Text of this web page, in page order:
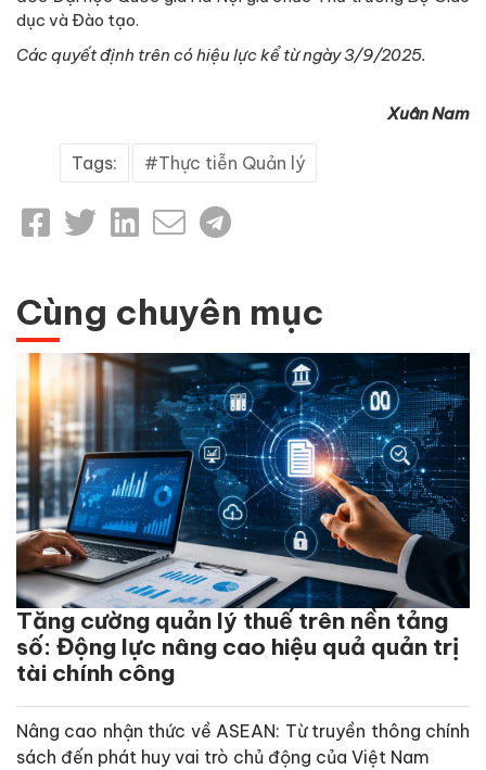
dục và Đào tạo.
Các quyết định trên có hiệu lực kể từ ngày 3/9/2025.
Xuân Nam
Tags: Thực tiễn Quản lý
Cùng chuyên mục
Tăng cường quản lý thuế trên nền tảng
số: Động lực nâng cao hiệu quả quản trị
tài chính công
Nâng cao nhận thức về ASEAN: Từ truyền thông chính
sách đến phát huy vai trò chủ động của Việt Nam